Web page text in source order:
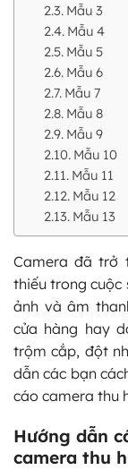
Mẫu 3
Mẫu 4
Mẫu 5
Mẫu 6
Mẫu 7
Mẫu 8
Mẫu 9
Mẫu 10
Mẫu 11
Mẫu 12
Mẫu 13
Camera đã trở
thiếu trong cuộc
ảnh và âm
cửa hàng hay
trộm cắp, đột
dẫn các bạn
cáo camera thu
Hướng dẫn
camera thu